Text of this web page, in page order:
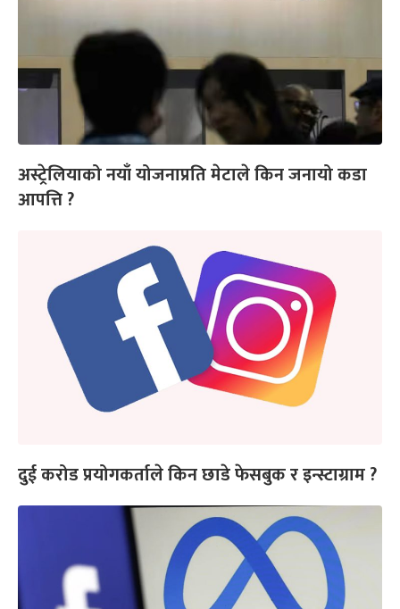
अस्ट्रेलियाको नयाँ योजनाप्रति मेटाले किन जनायो कडा
आपत्ति ?
दुई करोड प्रयोगकर्ताले किन छाडे फेसबुक र इन्स्टाग्राम ?